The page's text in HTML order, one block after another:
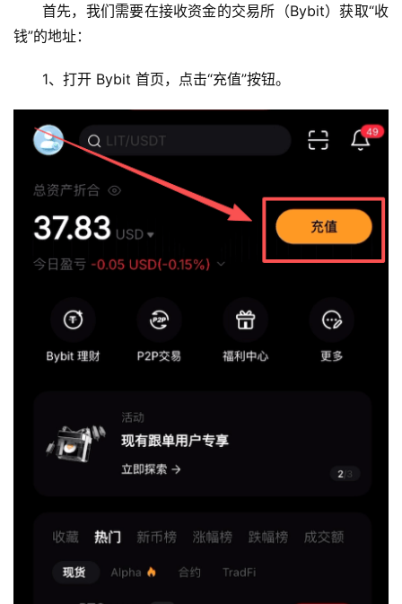
首先，我们需要在接收资金的交易所（Bybit）获取“收
钱”的地址：
1、打开 Bybit 首页，点击“充值”按钮。